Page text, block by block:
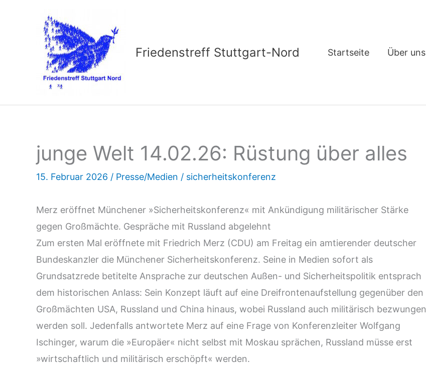
Friedenstreff Stuttgart-Nord Startseite Über uns
junge Welt 14.02.26: Rüstung über alles
15. Februar 2026 / Presse/Medien / sicherheitskonferenz
Merz eröffnet Münchener »Sicherheitskonferenz« mit Ankündigung militärischer Stärke
gegen Großmächte. Gespräche mit Russland abgelehnt
Zum ersten Mal eröffnete mit Friedrich Merz (CDU) am Freitag ein amtierender deutscher
Bundeskanzler die Münchener Sicherheitskonferenz. Seine in Medien sofort als
Grundsatzrede betitelte Ansprache zur deutschen Außen- und Sicherheitspolitik entsprach
dem historischen Anlass: Sein Konzept läuft auf eine Dreifrontenaufstellung gegenüber den
Großmächten USA, Russland und China hinaus, wobei Russland auch militärisch bezwungen
werden soll. Jedenfalls antwortete Merz auf eine Frage von Konferenzleiter Wolfgang
Ischinger, warum die »Europäer« nicht selbst mit Moskau sprächen, Russland müsse erst
»wirtschaftlich und militärisch erschöpft« werden.